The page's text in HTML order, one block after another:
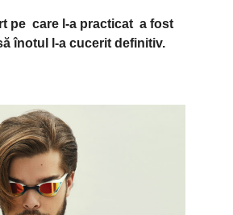
pe carel-a practicat a fost
înotul l-a cucerit definitiv.